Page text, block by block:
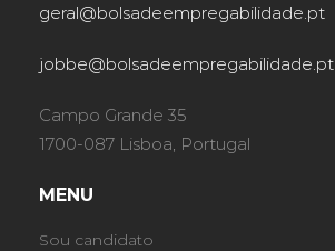
geral@bolsadeempregabilidade.pt
jobbe@bolsadeempregabilidade.pt
Campo Grande 35
1700-087 Lisboa, Portugal
MENU
Sou candidato